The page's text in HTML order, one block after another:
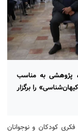
پژوهشی به مناسب
را برگزار
کودکان و نوجوانان